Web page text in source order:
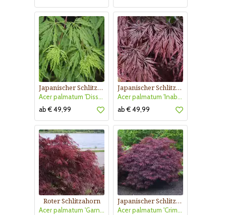
Japanischer Schlitzahorn
Acer palmatum 'Dissectum'
ab € 49,99
Japanischer Schlitzahorn
Acer palmatum 'Inaba-shidare'
ab € 49,99
Roter Schlitzahorn
Acer palmatum 'Garnet'
Japanischer Schlitzahorn
Acer palmatum 'Crimson Queen'